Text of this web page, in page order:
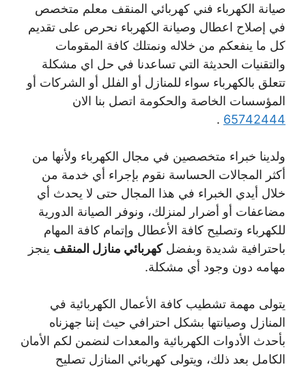
صيانة الكهرباء فني كهربائي المنقف معلم متخصص
في إصلاح اعطال وصيانة الكهرباء نحرص على تقديم
كل ما ينفعكم من خلاله ونمتلك كافة المقومات
والتقنيات الحديثة التي تساعدنا في حل اي مشكلة
تتعلق بالكهرباء سواء للمنازل أو الفلل أو الشركات أو
المؤسسات الخاصة والحكومة اتصل بنا الان
65742444
.
ولدينا خبراء متخصصين في مجال الكهرباء ولأنها من
أكثر المجالات الحساسة نقوم بإجراء أي خدمة من
خلال أيدي الخبراء في هذا المجال حتى لا يحدث أي
مضاعفات أو أضرار لمنزلك، ونوفر الصيانة الدورية
للكهرباء وتصليح كافة الأعطال وإتمام كافة المهام
باحترافية شديدة وبفضلكهربائي منازل المنقف ينجز
مهامه دون وجود أي مشكلة.
يتولى مهمة تشطيب كافة الأعمال الكهربائية في
المنازل وصيانتها بشكل احترافي حيث إننا جهزناه
بأحدث الأدوات الكهربائية والمعدات لنضمن لكم الأمان
الكامل بعد ذلك، ويتولى كهربائي المنازل تصليح